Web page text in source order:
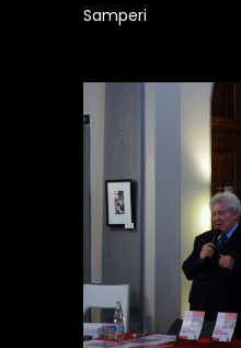
Samperi